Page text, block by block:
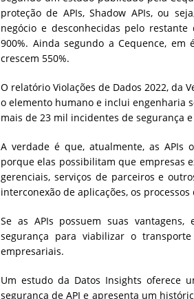
proteção de APIs, Shadow APIs, ou
negócio e desconhecidas pelo
900%. Ainda segundo a Cequence,
crescem 550%.
O relatório Violações de Dados 2022, da
o elemento humano e inclui engenharia
mais de 23 mil incidentes de segurança
A verdade é que, atualmente, as APIs
porque elas possibilitam que empresas
gerenciais, serviços de parceiros e
interconexão de aplicações, os
Se as APIs possuem suas
segurança para viabilizar o
empresariais.
Um estudo da Datos Insights oferece
segurança de API e apresenta um